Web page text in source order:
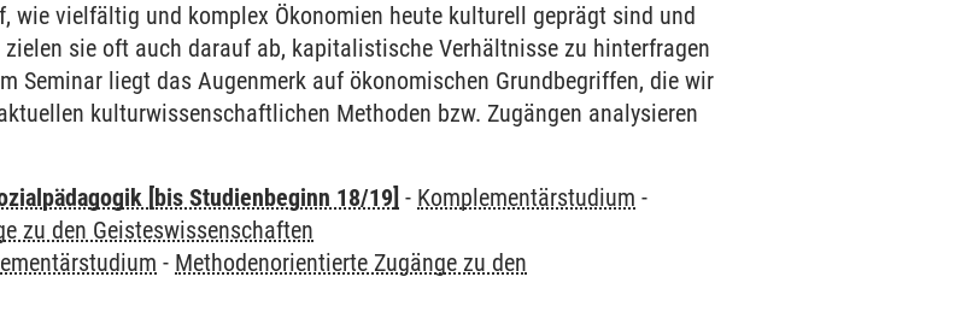
wie vielfältig und komplex Ökonomien heute kulturell geprägt sind und
sie oft auch darauf ab, kapitalistische Verhältnisse zu hinterfragen
Seminar liegt das Augenmerk auf ökonomischen Grundbegriffen, die wir
kulturwissenschaftlichen Methoden bzw. Zugängen analysieren
[bis Studienbeginn 18/19] - Komplementärstudium -
zu den Geisteswissenschaften
- Methodenorientierte Zugänge zu den